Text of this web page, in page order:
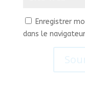
Enregistrer
dans le